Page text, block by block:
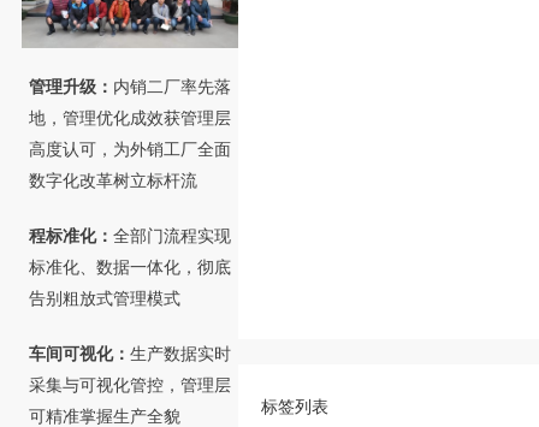
管理升级： 内销二厂率先落
地，管理优化成效获管理层
高度认可，为外销工厂全面
数字化改革树立标杆流
程标准化： 全部门流程实现
标准化、数据一体化，彻底
告别粗放式管理模式
车间可视化： 生产数据实时
采集与可视化管控，管理层
可精准掌握生产全貌
标签列表